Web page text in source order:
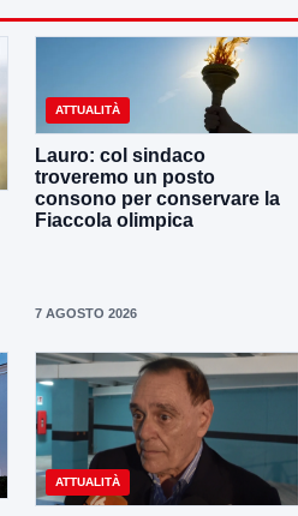
ATTUALITÀ
Lauro: col sindaco
troveremo un posto
consono per conservare la
Fiaccola olimpica
7 AGOSTO 2026
ATTUALITÀ